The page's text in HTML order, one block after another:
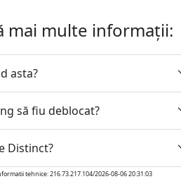
mai multe informații:
asta?
să fiu deblocat?
Distinct?
tehnice: 216.73.217.104/2026-08-06 20:31:03